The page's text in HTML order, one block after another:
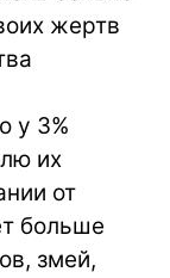
жертв
у 3%
их
от
больше
змей,